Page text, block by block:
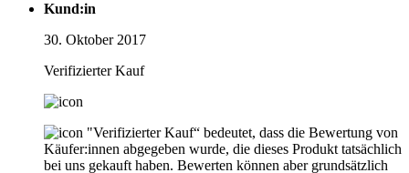
Kund:in
30. Oktober 2017
Verifizierter Kauf
"Verifizierter Kauf“ bedeutet, dass die Bewertung von
Käufer:innen abgegeben wurde, die dieses Produkt tatsächlich
bei uns gekauft haben. Bewerten können aber grundsätzlich